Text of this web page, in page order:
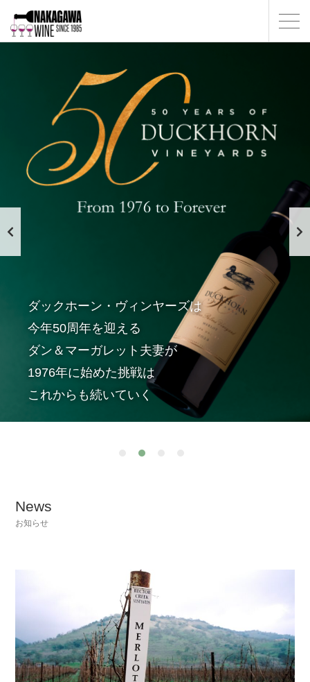
ダックホーン・ヴィンヤーズは
今年50周年を迎える
ダン＆マーガレット夫妻が
1976年に始めた挑戦は
これからも続いていく
News
お知らせ